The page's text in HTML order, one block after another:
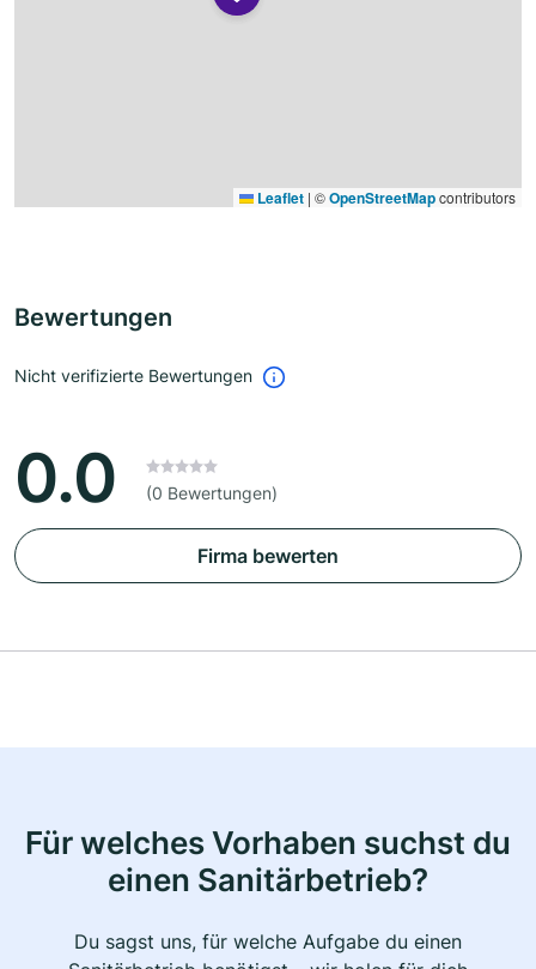
Leaflet | ©OpenStreetMapcontributors
Bewertungen
Nicht verifizierte Bewertungen
0.0 (0 Bewertungen)
Firma bewerten
Für welches Vorhaben suchst du
einen Sanitärbetrieb?
Du sagst uns, für welche Aufgabe du einen